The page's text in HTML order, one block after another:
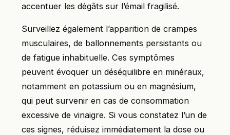
accentuer les dégâts sur l’émail fragilisé.
Surveillez également l’apparition de crampes
musculaires, de ballonnements persistants ou
de fatigue inhabituelle. Ces symptômes
peuvent évoquer un déséquilibre en minéraux,
notamment en potassium ou en magnésium,
qui peut survenir en cas de consommation
excessive de vinaigre. Si vous constatez l’un de
ces signes, réduisez immédiatement la dose ou